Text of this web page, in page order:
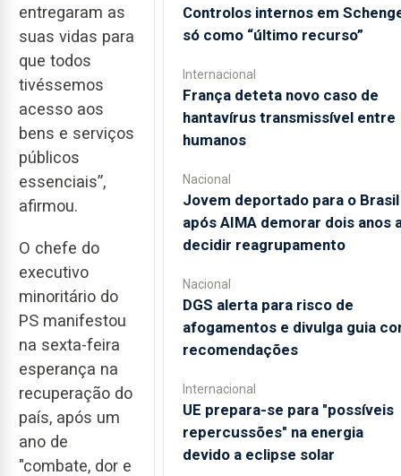
entregaram as
suas vidas para
que todos
tivéssemos
acesso aos
bens e serviços
públicos
essenciais”,
afirmou.
O chefe do
executivo
minoritário do
PS manifestou
na sexta-feira
esperança na
recuperação do
país, após um
ano de
"combate, dor e
Controlos internos em
só como “último recurso”
Internacional
França deteta novo caso de
hantavírus transmissível entre
humanos
Nacional
Jovem deportado para o Brasil
após AIMA demorar dois anos
decidir reagrupamento
Nacional
DGS alerta para risco de
afogamentos e divulga guia
recomendações
Internacional
UE prepara-se para "possíveis
repercussões" na energia
devido a eclipse solar